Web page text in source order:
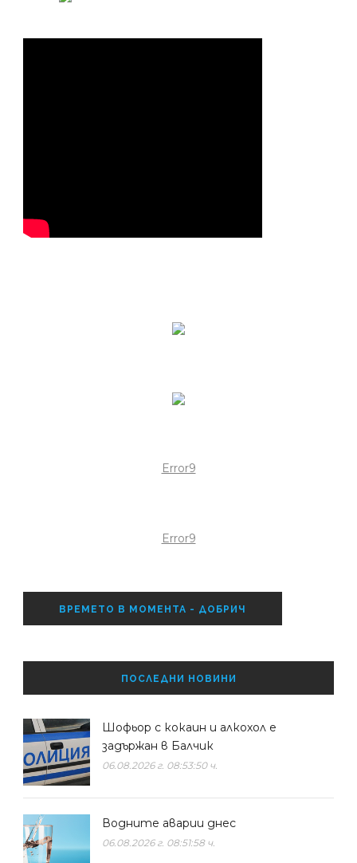
Error9
Error9
ВРЕМЕТО В МОМЕНТА - ДОБРИЧ
ПОСЛЕДНИ НОВИНИ
Шофьор с кокаин и алкохол е
задържан в Балчик
06.08.2026 г. 08:53:50 ч.
Водните аварии днес
06.08.2026 г. 08:51:58 ч.